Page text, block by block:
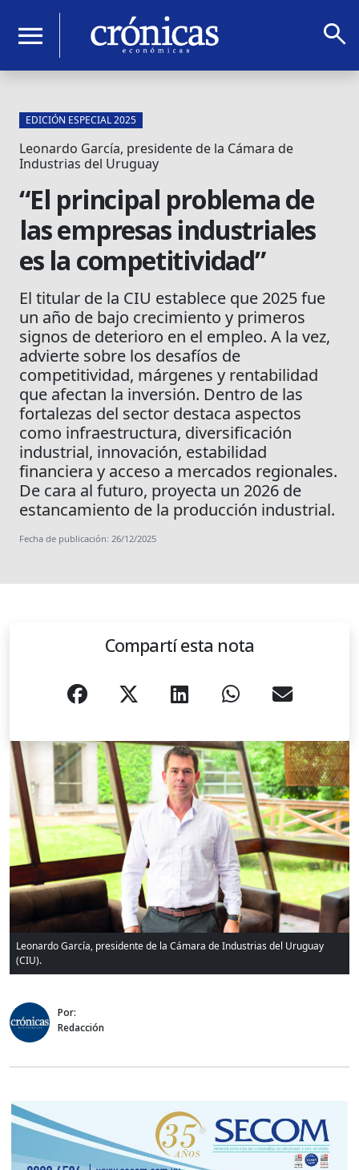
menu search
EDICIÓN ESPECIAL 2025
Leonardo García, presidente de la Cámara de
Industrias del Uruguay
“El principal problema de
las empresas industriales
es la competitividad”
El titular de la CIU establece que 2025 fue
un año de bajo crecimiento y primeros
signos de deterioro en el empleo. A la vez,
advierte sobre los desafíos de
competitividad, márgenes y rentabilidad
que afectan la inversión. Dentro de las
fortalezas del sector destaca aspectos
como infraestructura, diversificación
industrial, innovación, estabilidad
financiera y acceso a mercados regionales.
De cara al futuro, proyecta un 2026 de
estancamiento de la producción industrial.
Fecha de publicación: 26/12/2025
Compartí esta nota
Leonardo García, presidente de la Cámara de Industrias del Uruguay
(CIU).
Por:
Redacción